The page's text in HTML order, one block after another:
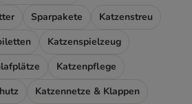
Sparpakete
Katzenstreu
Katzenspielzeug
Katzenpflege
Katzennetze & Klappen